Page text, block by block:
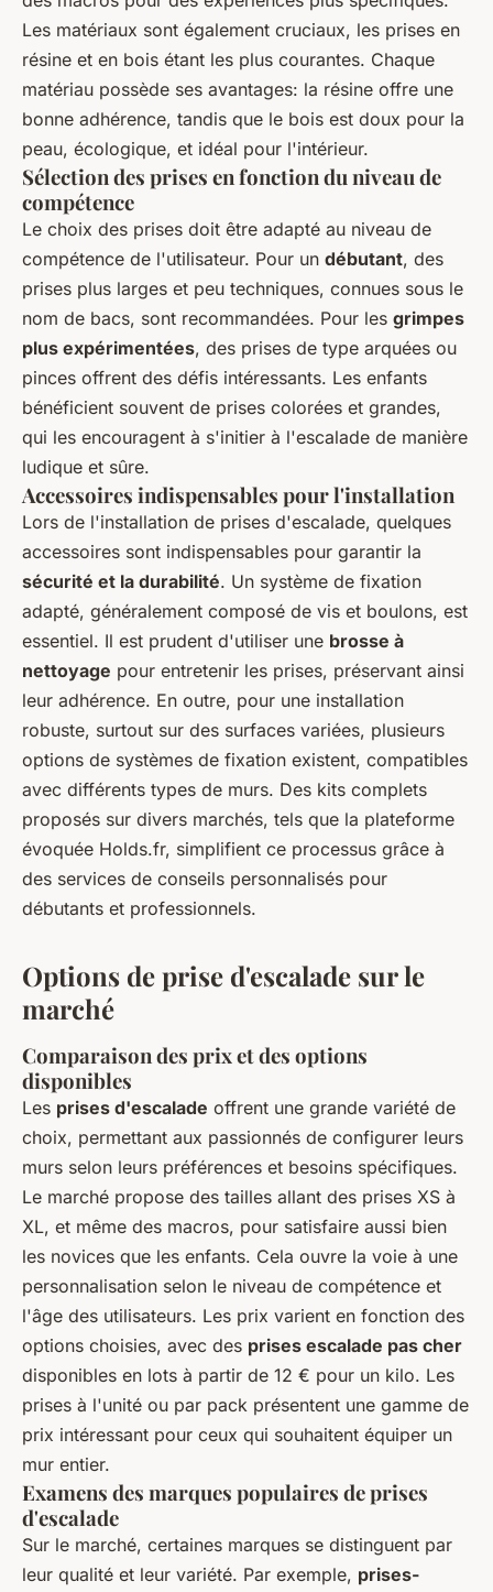
Les matériaux sont également cruciaux, les prises en
résine et en bois étant les plus courantes. Chaque
matériau possède ses avantages: la résine offre une
bonne adhérence, tandis que le bois est doux pour la
peau, écologique, et idéal pour l'intérieur.
Sélection des prises en fonction du niveau de
compétence
Le choix des prises doit être adapté au niveau de
compétence de l'utilisateur. Pour un débutant, des
prises plus larges et peu techniques, connues sous le
nom de bacs, sont recommandées. Pour les grimpes
plus expérimentées, des prises de type arquées ou
pinces offrent des défis intéressants. Les enfants
bénéficient souvent de prises colorées et grandes,
qui les encouragent à s'initier à l'escalade de manière
ludique et sûre.
Accessoires indispensables pour l'installation
Lors de l'installation de prises d'escalade, quelques
accessoires sont indispensables pour garantir la
sécurité et la durabilité. Un système de fixation
adapté, généralement composé de vis et boulons, est
essentiel. Il est prudent d'utiliser une brosse à
nettoyage pour entretenir les prises, préservant ainsi
leur adhérence. En outre, pour une installation
robuste, surtout sur des surfaces variées, plusieurs
options de systèmes de fixation existent, compatibles
avec différents types de murs. Des kits complets
proposés sur divers marchés, tels que la plateforme
évoquée Holds.fr, simplifient ce processus grâce à
des services de conseils personnalisés pour
débutants et professionnels.
Options de prise d'escalade sur le
marché
Comparaison des prix et des options
disponibles
Les prises d'escalade offrent une grande variété de
choix, permettant aux passionnés de configurer leurs
murs selon leurs préférences et besoins spécifiques.
Le marché propose des tailles allant des prises XS à
XL, et même des macros, pour satisfaire aussi bien
les novices que les enfants. Cela ouvre la voie à une
personnalisation selon le niveau de compétence et
l'âge des utilisateurs. Les prix varient en fonction des
options choisies, avec des prises escalade pas cher
disponibles en lots à partir de 12 € pour un kilo. Les
prises à l'unité ou par pack présentent une gamme de
prix intéressant pour ceux qui souhaitent équiper un
mur entier.
Examens des marques populaires de prises
d'escalade
Sur le marché, certaines marques se distinguent par
leur qualité et leur variété. Par exemple, prises-